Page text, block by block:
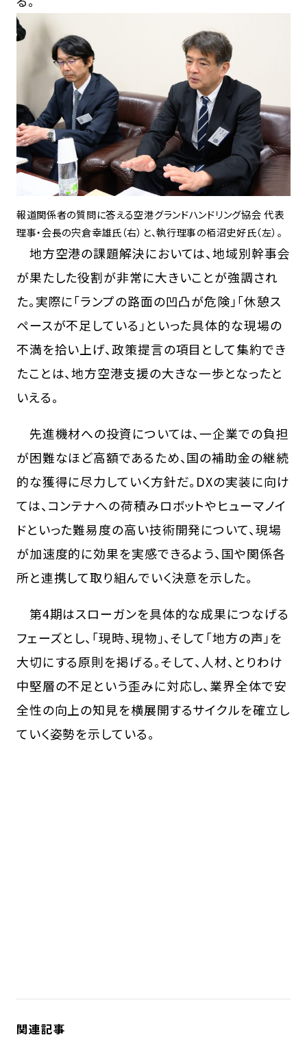
報道関係者の質問に答える空港グランドハンドリング協会 代表
理事・会長の宍倉幸雄氏（右）と、執行理事の栢沼史好氏（左）。
地方空港の課題解決においては、地域別幹事会
が果たした役割が非常に大きいことが強調され
た。実際に「ランプの路面の凹凸が危険」「休憩ス
ペースが不足している」といった具体的な現場の
不満を拾い上げ、政策提言の項目として集約でき
たことは、地方空港支援の大きな一歩となったと
いえる。
先進機材への投資については、一企業での負担
が困難なほど高額であるため、国の補助金の継続
的な獲得に尽力していく方針だ。DXの実装に向け
ては、コンテナへの荷積みロボットやヒューマノイ
ドといった難易度の高い技術開発について、現場
が加速度的に効果を実感できるよう、国や関係各
所と連携して取り組んでいく決意を示した。
第4期はスローガンを具体的な成果につなげる
フェーズとし、「現時、現物」、そして「地方の声」を
大切にする原則を掲げる。そして、人材、とりわけ
中堅層の不足という歪みに対応し、業界全体で安
全性の向上の知見を横展開するサイクルを確立し
ていく姿勢を示している。
関連記事